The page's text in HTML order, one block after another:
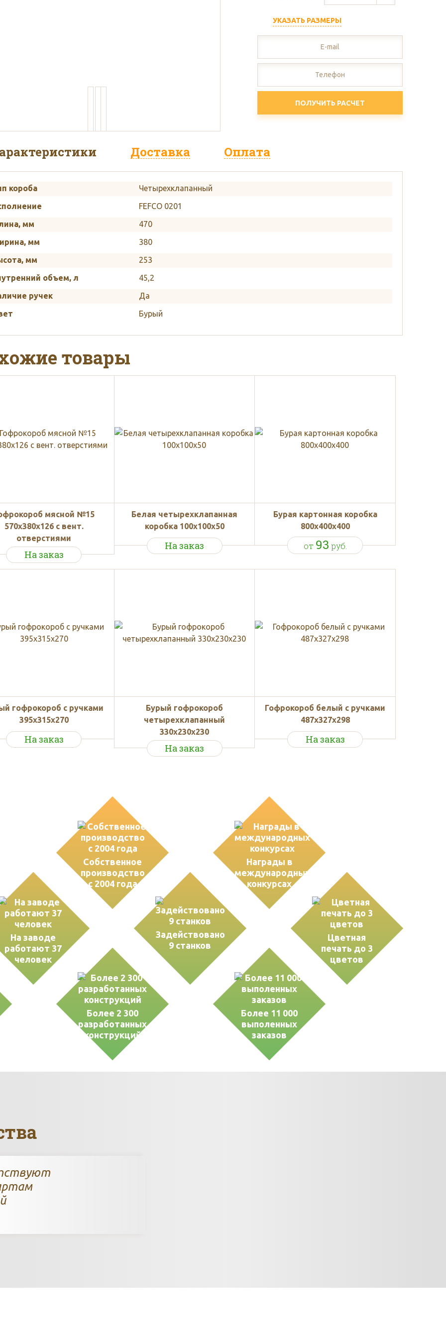
УКАЗАТЬ РАЗМЕРЫ
ПОЛУЧИТЬ РАСЧЕТ
Доставка Оплата
короба
Четырехклапанный
FEFCO 0201
мм
470
мм
380
мм
253
объем, л
45,2
ручек
Да
Бурый
товары
мясной №15
570x380x126 с вент.
отверстиями
На заказ
Белая четырехклапанная
коробка 100х100х50
На заказ
Бурая картонная коробка
800x400x400
от 93 руб.
гофрокороб с ручками
395х315х270
На заказ
Бурый гофрокороб
четырехклапанный
330х230х230
На заказ
Гофрокороб белый с ручками
487х327х298
На заказ
Собственное
производство
с 2004 года
Награды в
международных
конкурсах
На заводе
работают 37
человек
Задействовано
9 станков
Цветная
печать до 3
цветов
Более 2 300
разработанных
конструкций
Более 11 000
выполенных
заказов